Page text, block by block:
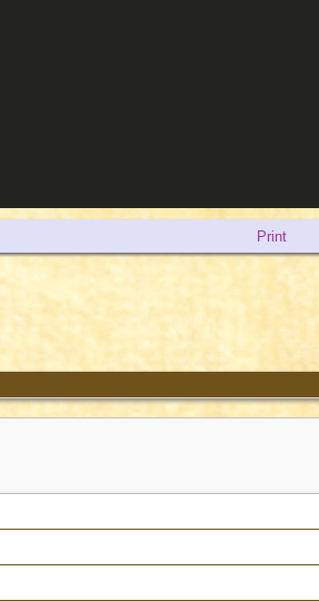
Print